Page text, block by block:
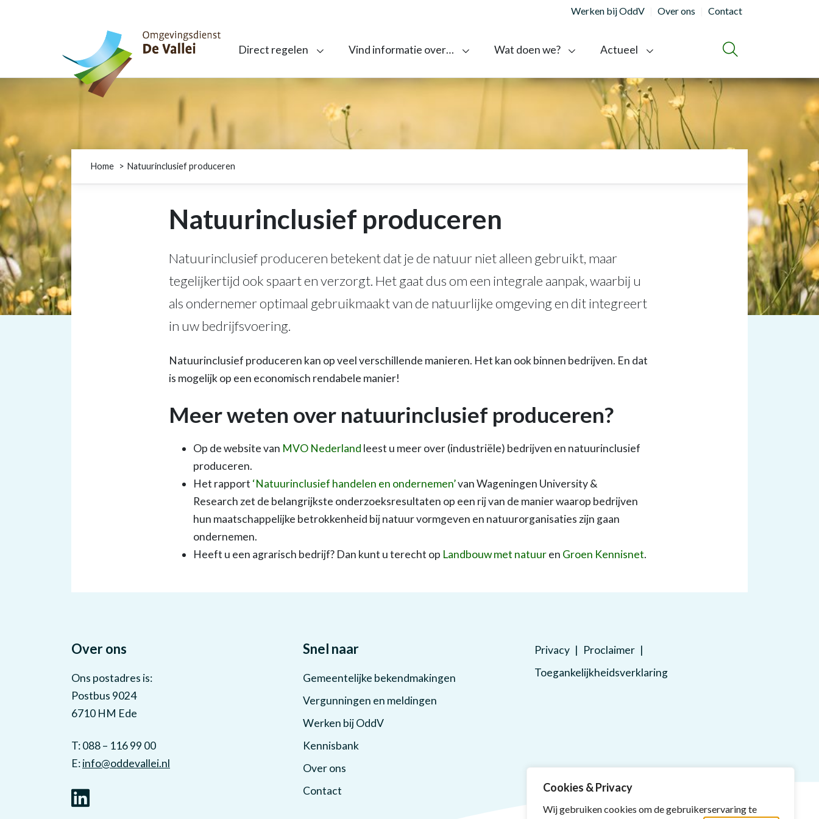
Cookies & Privacy
Wij gebruiken cookies om de gebruikerservaring te
Werken bij OddV Over ons Contact
Omgevingsdienst De Vallei
Direct regelen
Vind informatie over… Wat doen we? Actueel ZOEKEN
Home Natuurinclusief produceren
Natuurinclusief produceren
Natuurinclusief produceren betekent dat je de natuur niet alleen gebruikt, maar
tegelijkertijd ook spaart en verzorgt. Het gaat dus om een integrale aanpak, waarbij u
als ondernemer optimaal gebruikmaakt van de natuurlijke omgeving en dit integreert
in uw bedrijfsvoering.
Natuurinclusief produceren kan op veel verschillende manieren. Het kan ook binnen bedrijven. En dat
is mogelijk op een economisch rendabele manier!
Meer weten over natuurinclusief produceren?
Op de website van MVO Nederland leest u meer over (industriële) bedrijven en natuurinclusief
produceren.
Het rapport ‘Natuurinclusief handelen en ondernemen’van Wageningen University &
Research zet de belangrijkste onderzoeksresultaten op een rij van de manier waarop bedrijven
hun maatschappelijke betrokkenheid bij natuur vormgeven en natuurorganisaties zijn gaan
ondernemen.
Heeft u een agrarisch bedrijf? Dan kunt u terecht op Landbouw met natuuren Groen Kennisnet.
Over ons
Ons postadres is:
Postbus 9024
6710 HM Ede
T: 088 – 116 99 00
E:info@oddevallei.nl
Snel naar
Gemeentelijke bekendmakingen
Vergunningen en meldingen
Werken bij OddV
Kennisbank
Over ons
Contact
Privacy
Proclaimer
Toegankelijkheidsverklaring